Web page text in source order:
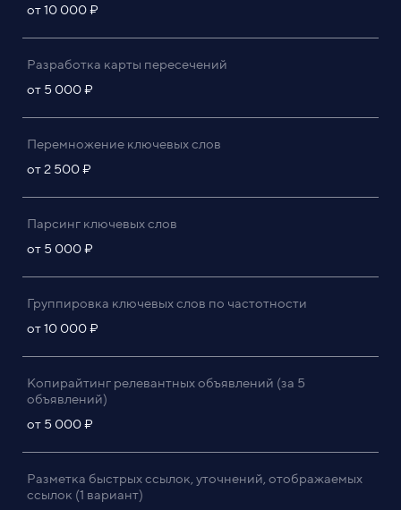
от 10 000 ₽
Разработка карты пересечений
от 5 000 ₽
Перемножение ключевых слов
от 2 500 ₽
Парсинг ключевых слов
от 5 000 ₽
Группировка ключевых слов по частотности
от 10 000 ₽
Копирайтинг релевантных объявлений (за 5
объявлений)
от 5 000 ₽
Разметка быстрых ссылок, уточнений, отображаемых
ссылок (1 вариант)